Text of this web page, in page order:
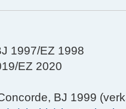
1997/EZ 1998
EZ 2020
BJ 1999